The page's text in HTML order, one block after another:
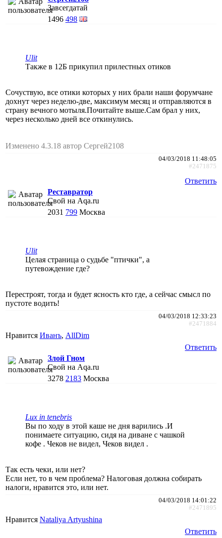
Завсегдатай
1496 498
Ulit
Также в 12Б прикупил прилестных отиков
Сочуствую, все отики которых у них брали наши форумчане
дохнут через неделю-две, максимум месяц и отправляются в
страну вечного мотыля.Почитайте выше.Сам брал у них,
через несколько дней все откинулись.
Изменено 4.3.18 автор Сергей2108
04/03/2018 11:48:05
#2471875
Ответить
Реставратор
Свой на Aqa.ru
2031 799 Москва
Ulit
Целая страница о судьбе "птички", а
путевождение где?
Перестроят, тогда и будет ясность кто где, а сейчас смысл по
пустоте водить!
04/03/2018 12:33:23
#2471884
Нравится Иванъ, AllDim
Ответить
Злой Гном
Свой на Aqa.ru
3278 2183 Москва
Lux in tenebris
Вы по ходу в этой каше не дня варились .И
понимаете ситуацию, сидя на диване с чашкой
кофе . Чеков не видел, Чеков видел .
Так есть чеки, или нет?
Если нет, то в чем проблема? Налоговая должна собирать
налоги, нравится это, или нет.
04/03/2018 14:01:22
#2471895
Нравится Nataliya Artyushina
Ответить